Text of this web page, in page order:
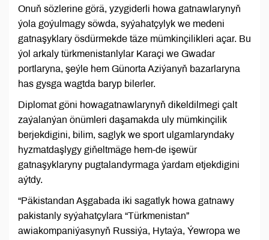
Onuň sözlerine görä, yzygiderli howa gatnawlarynyň
ýola goýulmagy söwda, syýahatçylyk we medeni
gatnaşyklary ösdürmekde täze mümkinçilikleri açar. Bu
ýol arkaly türkmenistanlylar Karaçi we Gwadar
portlaryna, şeýle hem Günorta Aziýanyň bazarlaryna
has gysga wagtda baryp bilerler.
Diplomat göni howagatnawlarynyň dikeldilmegi çalt
zaýalanýan önümleri daşamakda uly mümkinçilik
berjekdigini, bilim, saglyk we sport ulgamlaryndaky
hyzmatdaşlygy giňeltmäge hem-de işewür
gatnaşyklaryny pugtalandyrmaga ýardam etjekdigini
aýtdy.
“Päkistandan Aşgabada iki sagatlyk howa gatnawy
pakistanly syýahatçylara “Türkmenistan”
awiakompaniýasynyň Russiýa, Hytaýa, Ýewropa we